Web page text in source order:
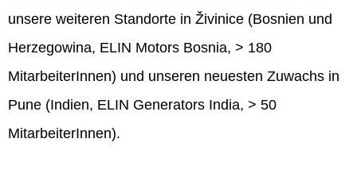
unsere weiteren Standorte in Živinice (Bosnien und
Herzegowina, ELIN Motors Bosnia, > 180
MitarbeiterInnen) und unseren neuesten Zuwachs in
Pune (Indien, ELIN Generators India, > 50
MitarbeiterInnen).